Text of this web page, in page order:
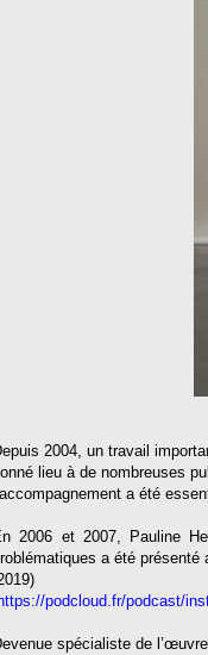
2004, un travail
lieu à de nombreuses
a été
2006 et 2007, Pauline
a été présenté
podcloud.fr/podcast/
spécialiste de